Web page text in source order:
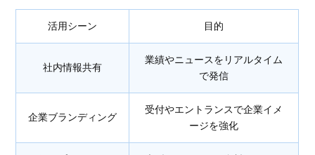
活用シーン 目的
社内情報共有
業績やニュースをリアルタイム
で発信
企業ブランディング
受付やエントランスで企業イメ
ージを強化